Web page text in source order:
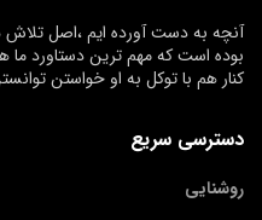
آنچه به دست آورده ایم ،اصل تلاش
بوده است که مهم ترین دستاورد ما
کنار هم با توکل به او خواستن
دسترسی سریع
روشنایی